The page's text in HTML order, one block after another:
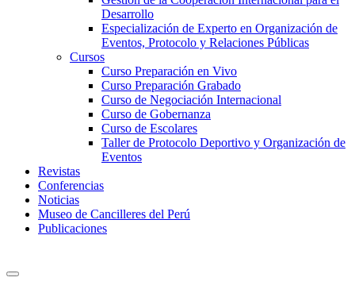
Desarrollo
Especialización de Experto en Organización de
Eventos, Protocolo y Relaciones Públicas
Cursos
Curso Preparación en Vivo
Curso Preparación Grabado
Curso de Negociación Internacional
Curso de Gobernanza
Curso de Escolares
Taller de Protocolo Deportivo y Organización de
Eventos
Revistas
Conferencias
Noticias
Museo de Cancilleres del Perú
Publicaciones